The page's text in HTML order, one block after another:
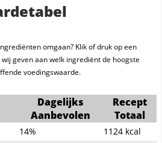
omgaan? Klik of druk op een
geven aan welk ingrediënt de hoogste
voedingswaarde.
Dagelijks
Aanbevolen
Recept
Totaal
14% 1124 kcal